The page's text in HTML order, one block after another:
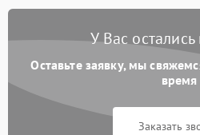
Повреждение системы
Поломка системы защиты
1500
Неисправность системы
У Вас
Оставьте заявку, мы
время
Заказать